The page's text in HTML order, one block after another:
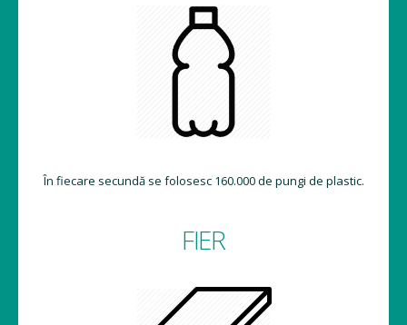
În fiecare secundă se folosesc 160.000 de pungi de plastic.
FIER